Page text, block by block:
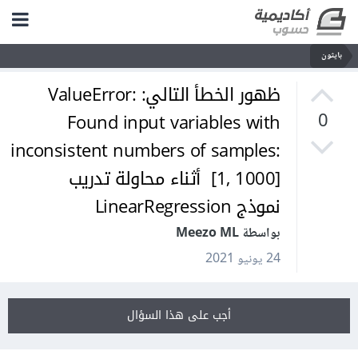
بايثون
0
ظهور الخطأ التالي: ValueError:
Found input variables with
inconsistent numbers of samples:
[1, 1000] أثناء محاولة تدريب
نموذج LinearRegression
بواسطة Meezo ML
24 يونيو 2021
أجب على هذا السؤال